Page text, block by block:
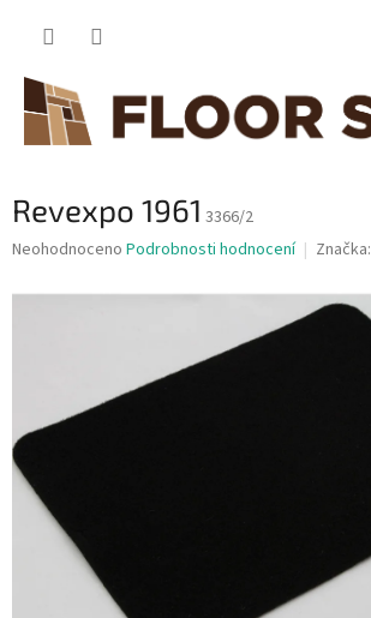
Revexpo 1961 3366/2
Průměrné
produktu
hvězdiček.
Neohodnoceno Podrobnosti hodnocení Značka: